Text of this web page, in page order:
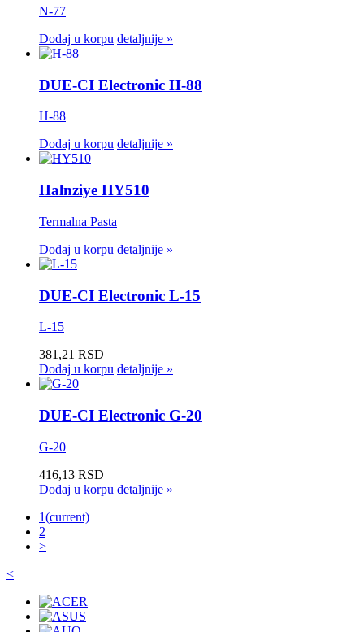
N-77
Dodaj u korpu detaljnije »
DUE-CI Electronic H-88
H-88
Dodaj u korpu detaljnije »
Halnziye HY510
Termalna Pasta
Dodaj u korpu detaljnije »
DUE-CI Electronic L-15
L-15
381,21 RSD
Dodaj u korpu detaljnije »
DUE-CI Electronic G-20
G-20
416,13 RSD
Dodaj u korpu detaljnije »
1(current)
2
>
<